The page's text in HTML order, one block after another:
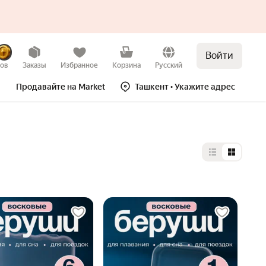
Заказы Избранное Корзина Русский
Войти
Продавайте на Market Ташкент• Укажите адрес
Выбор типа